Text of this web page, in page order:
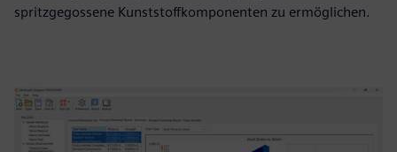
spritzgegossene Kunststoffkomponenten zu ermöglichen.